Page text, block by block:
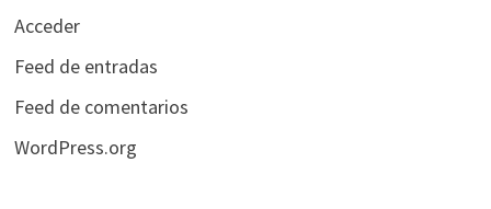
Acceder
Feed de entradas
Feed de comentarios
WordPress.org